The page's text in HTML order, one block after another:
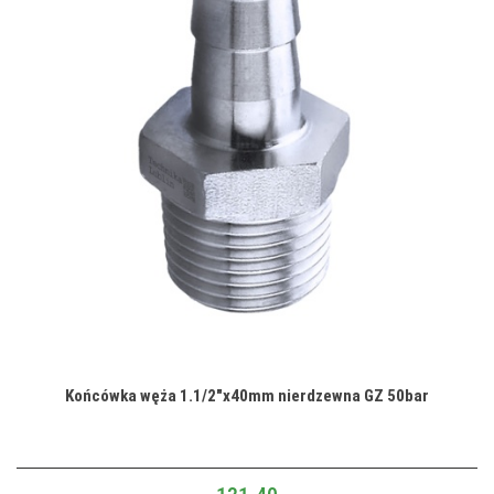
Końcówka węża 1.1/2"x40mm nierdzewna GZ 50bar